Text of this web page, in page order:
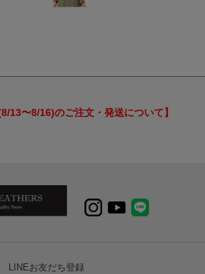
13〜8/16)のご注文・発送について】
LINEお友だち登録